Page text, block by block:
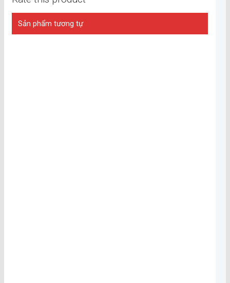
Sản phẩm tương tự